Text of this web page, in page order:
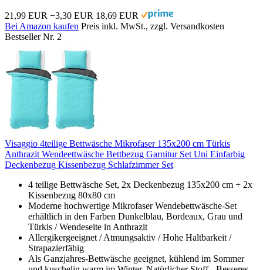
21,99 EUR −3,30 EUR 18,69 EUR
Bei Amazon kaufen Preis inkl. MwSt., zzgl. Versandkosten
Bestseller Nr. 2
Visaggio 4teilige Bettwäsche Mikrofaser 135x200 cm Türkis
Anthrazit Wendeettwäsche Bettbezug Garnitur Set Uni Einfarbig
Deckenbezug Kissenbezug Schlafzimmer Set
4 teilige Bettwäsche Set, 2x Deckenbezug 135x200 cm + 2x
Kissenbezug 80x80 cm
Moderne hochwertige Mikrofaser Wendebettwäsche-Set
erhältlich in den Farben Dunkelblau, Bordeaux, Grau und
Türkis / Wendeseite in Anthrazit
Allergikergeeignet / Atmungsaktiv / Hohe Haltbarkeit /
Strapazierfähig
Als Ganzjahres-Bettwäsche geeignet, kühlend im Sommer